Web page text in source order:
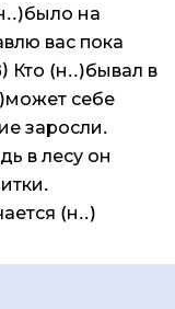
на
вас пока
Кто (н..)бывал в
себе
заросли.
в лесу он
(н..)